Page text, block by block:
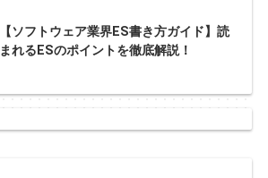
【ソフトウェア業界ES書き方ガイド】読
まれるESのポイントを徹底解説！